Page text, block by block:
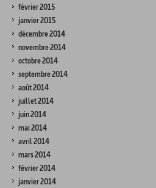
février 2015
janvier 2015
décembre 2014
novembre 2014
octobre 2014
septembre 2014
août 2014
juillet 2014
juin 2014
mai 2014
avril 2014
mars 2014
février 2014
janvier 2014